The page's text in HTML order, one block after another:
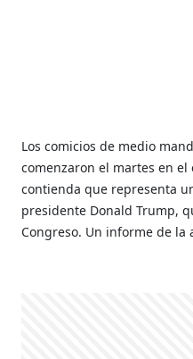
Los comicios de medio
comenzaron el martes en el
contienda que representa
presidente Donald Trump,
Congreso. Un informe de la